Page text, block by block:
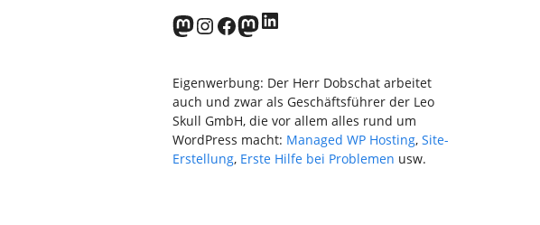
norden.social
Instagram
Facebook
wp-punks.social
LinkedIn
Eigenwerbung: Der Herr Dobschat arbeitet
auch und zwar als Geschäftsführer der Leo
Skull GmbH, die vor allem alles rund um
WordPress macht: Managed WP Hosting, Site-
Erstellung, Erste Hilfe bei Problemen usw.